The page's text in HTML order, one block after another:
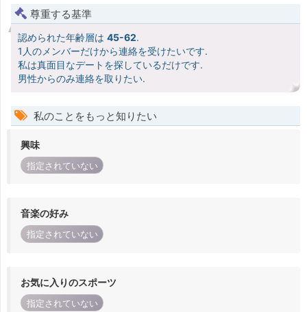
尊重する基準
認められた年齢層は 45-62.
1人のメンバーだけから連絡を受けたいです.
私は真面目なデートを探しているだけです.
男性からのみ連絡を取りたい.
私のことをもっと知りたい
興味
指定されていない
音楽の好み
指定されていない
お気に入りのスポーツ
指定されていない